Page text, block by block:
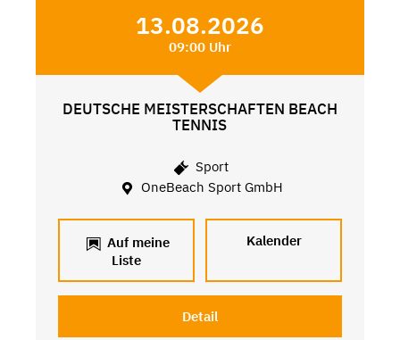
13.08.2026
09:00 Uhr
DEUTSCHE MEISTERSCHAFTEN BEACH
TENNIS
Sport
OneBeach Sport GmbH
Auf meine
Liste
Kalender
Detail